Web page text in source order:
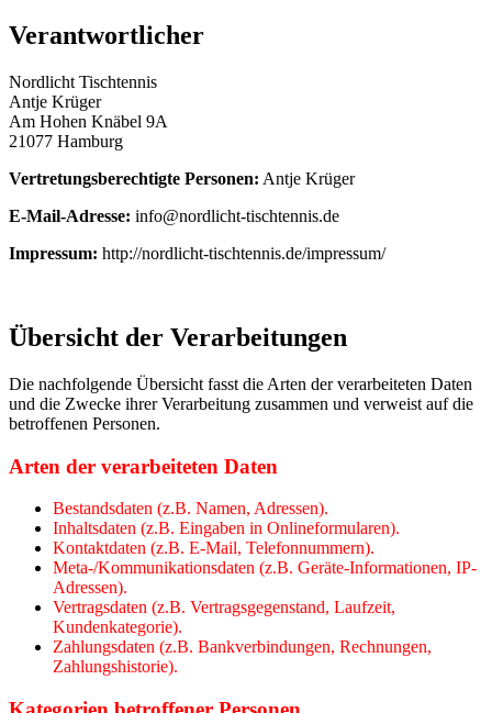
Verantwortlicher
Nordlicht Tischtennis
Antje Krüger
Am Hohen Knäbel 9A
21077 Hamburg
Vertretungsberechtigte Personen: Antje Krüger
E-Mail-Adresse: info@nordlicht-tischtennis.de
Impressum: http://nordlicht-tischtennis.de/impressum/
Übersicht der Verarbeitungen
Die nachfolgende Übersicht fasst die Arten der verarbeiteten Daten
und die Zwecke ihrer Verarbeitung zusammen und verweist auf die
betroffenen Personen.
Arten der verarbeiteten Daten
Bestandsdaten (z.B. Namen, Adressen).
Inhaltsdaten (z.B. Eingaben in Onlineformularen).
Kontaktdaten (z.B. E-Mail, Telefonnummern).
Meta-/Kommunikationsdaten (z.B. Geräte-Informationen, IP-
Adressen).
Vertragsdaten (z.B. Vertragsgegenstand, Laufzeit,
Kundenkategorie).
Zahlungsdaten (z.B. Bankverbindungen, Rechnungen,
Zahlungshistorie).